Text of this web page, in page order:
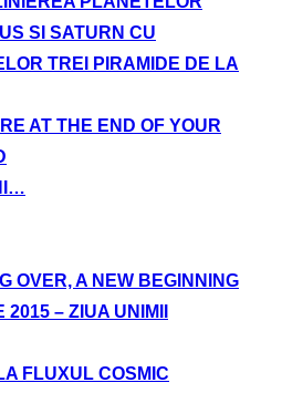
SI SATURN CU
TREI PIRAMIDE DE LA
AT THE END OF YOUR
OVER, A NEW BEGINNING
– ZIUA UNIMII
FLUXUL COSMIC